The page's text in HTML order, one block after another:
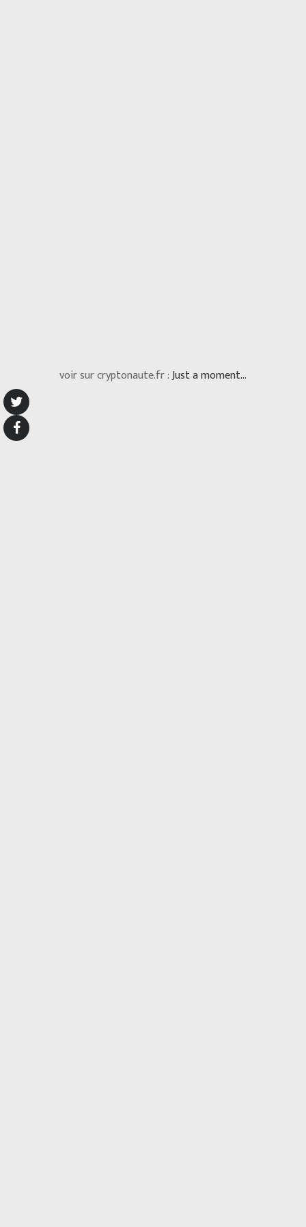
voir sur cryptonaute.fr :Just a moment...